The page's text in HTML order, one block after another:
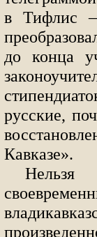
в Тифлис
до конца
русские,
Кавказе».